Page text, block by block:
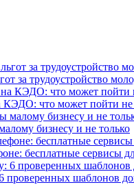
за трудоустройство
что может пойти не
бизнесу и не только
бесплатные сервисы
проверенных шаблонов